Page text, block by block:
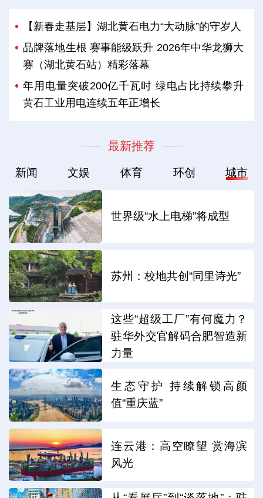
【新春走基层】湖北黄石电力“大动脉”的守岁人
品牌落地生根 赛事能级跃升 2026年中华龙狮大
赛（湖北黄石站）精彩落幕
年用电量突破200亿千瓦时 绿电占比持续攀升
黄石工业用电连续五年正增长
最新推荐
新闻 文娱 体育 环创 城市
世界级“水上电梯”将成型
苏州：校地共创“同里诗光”
这些“超级工厂”有何魔力？
驻华外交官解码合肥智造新
力量
生态守护 持续解锁高颜
值“重庆蓝”
连云港：高空瞭望 赏海滨
风光